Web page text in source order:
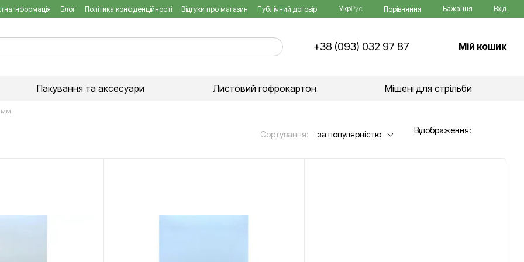
інформація Блог Політика конфіденційності Відгуки про магазин Публічний договір УкрРус Порівняння Бажання Вхід
+38 (093) 032 97 87 Мій кошик
Пакування та аксесуари Листовий гофрокартон Мішені для стрільби
мм
Сортування: за популярністю Відображення: